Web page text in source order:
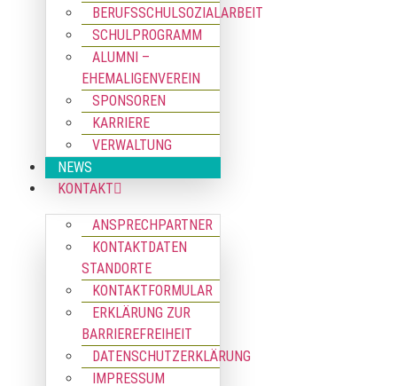
BERUFSSCHULSOZIALARBEIT
SCHULPROGRAMM
ALUMNI –
EHEMALIGENVEREIN
SPONSOREN
KARRIERE
VERWALTUNG
NEWS
KONTAKT
ANSPRECHPARTNER
KONTAKTDATEN
STANDORTE
KONTAKTFORMULAR
ERKLÄRUNG ZUR
BARRIEREFREIHEIT
DATENSCHUTZERKLÄRUNG
IMPRESSUM